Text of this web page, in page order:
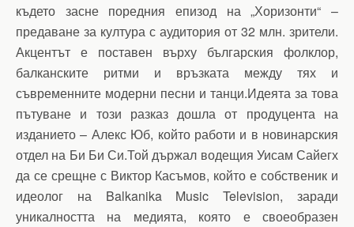
където засне поредния епизод на „Хоризонти“ –
предаване за култура с аудитория от 32 млн. зрители.
Акцентът е поставен върху българския фолклор,
балканските ритми и връзката между тях и
съвременните модерни песни и танци.Идеята за това
пътуване и този разказ дошла от продуцента на
изданието – Алекс Юб, който работи и в новинарския
отдел на Би Би Си.Той държал водещия Уисам Сайегх
да се срещне с Виктор Касъмов, който е собственик и
идеолог на Balkanika Music Television, заради
уникалността на медията, която е своеобразен